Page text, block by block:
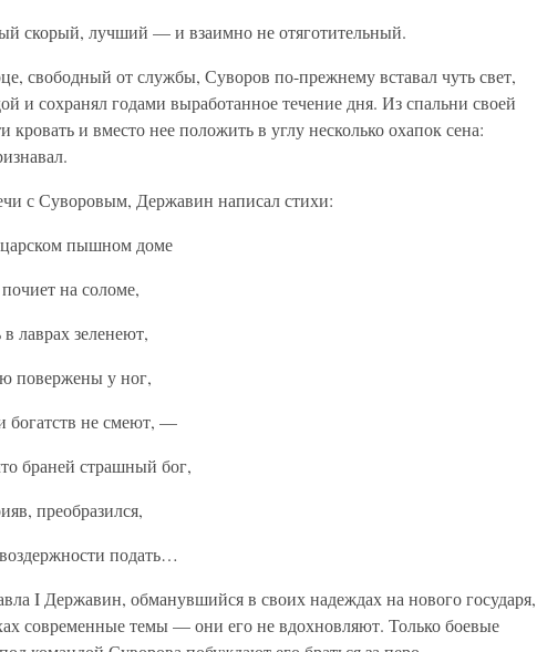
скорый, лучший — и взаимно не отяготительный.
свободный от службы, Суворов по-прежнему вставал чуть свет,
и сохранял годами выработанное течение дня. Из спальни своей
кровать и вместо нее положить в углу несколько охапок сена:
с Суворовым, Державин написал стихи:
царском пышном доме
на соломе,
лаврах зеленеют,
повержены у ног,
богатств не смеют, —
браней страшный бог,
преобразился,
подать…
I Державин, обманувшийся в своих надеждах на нового государя,
современные темы — они его не вдохновляют. Только боевые